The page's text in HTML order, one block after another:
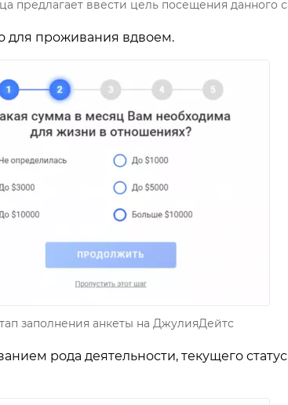
предлагает ввести цель посещения данного
для проживания вдвоем.
заполнения анкеты на ДжулияДейтс
рода деятельности, текущего